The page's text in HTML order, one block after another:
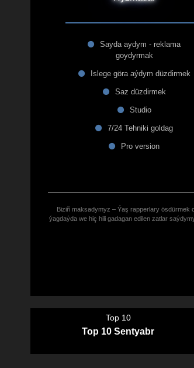
Sayda aydym - reklama
goydyrmak
Islege göra aýdym düzdirmek
Saz düzdirmek
Studio
7/24 Tehniki goldag
Pro version
Biziñ maksadymyz – Ýaş rapperlary ösdürmek
ýagdaýda we hiç hili gadagan edilen zatlar
Top 10
Top 10 Sentyabr